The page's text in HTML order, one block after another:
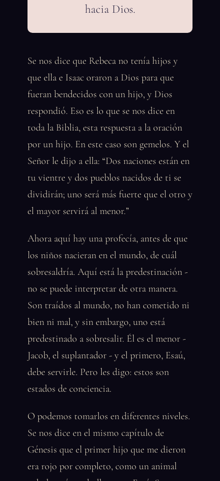
hacia Dios.
Se nos dice que Rebeca no tenía hijos y
que ella e Isaac oraron a Dios para que
fueran bendecidos con un hijo, y Dios
respondió. Eso es lo que se nos dice en
toda la Biblia, esta respuesta a la oración
por un hijo. En este caso son gemelos. Y el
Señor le dijo a ella: “Dos naciones están en
tu vientre y dos pueblos nacidos de ti se
dividirán; uno será más fuerte que el otro y
el mayor servirá al menor.”
Ahora aquí hay una profecía, antes de que
los niños nacieran en el mundo, de cuál
sobresaldría. Aquí está la predestinación -
no se puede interpretar de otra manera.
Son traídos al mundo, no han cometido ni
bien ni mal, y sin embargo, uno está
predestinado a sobresalir. Él es el menor -
Jacob, el suplantador - y el primero, Esaú,
debe servirle. Pero les digo: estos son
estados de conciencia.
O podemos tomarlos en diferentes niveles.
Se nos dice en el mismo capítulo de
Génesis que el primer hijo que me dieron
era rojo por completo, como un animal